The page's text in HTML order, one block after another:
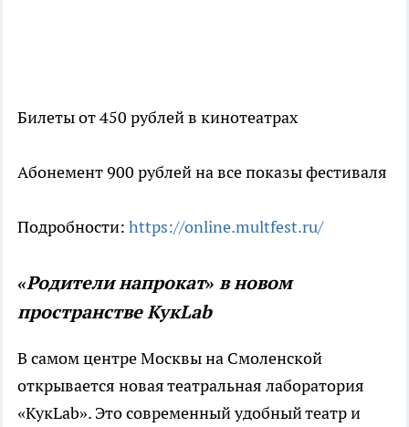
Билеты от 450 рублей в кинотеатрах
Абонемент 900 рублей на все показы фестиваля
Подробности: https://online.multfest.ru/
«Родители напрокат» в новом
пространстве КукLab
В самом центре Москвы на Смоленской
открывается новая театральная лаборатория
«КукLab». Это современный удобный театр и